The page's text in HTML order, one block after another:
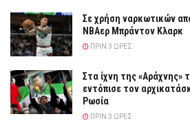
Σε χρήση ναρκωτικών
ΝΒΑερ Μπράντον Κλαρκ
ΠΡΙΝ 3 ΏΡΕΣ
Στα ίχνη της «Αράχνης»
εντόπισε τον
Ρωσία
ΠΡΙΝ 3 ΏΡΕΣ